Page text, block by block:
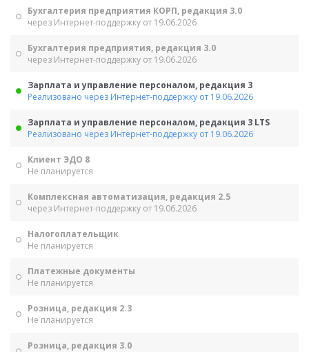
Бухгалтерия предприятия КОРП, редакция 3.0
через Интернет-поддержку от 19.06.2026
Бухгалтерия предприятия, редакция 3.0
через Интернет-поддержку от 19.06.2026
Зарплата и управление персоналом, редакция 3
Реализовано через Интернет-поддержку от 19.06.2026
Зарплата и управление персоналом, редакция 3 LTS
Реализовано через Интернет-поддержку от 19.06.2026
Клиент ЭДО 8
Не планируется
Комплексная автоматизация, редакция 2.5
через Интернет-поддержку от 19.06.2026
Налогоплательщик
Не планируется
Платежные документы
Не планируется
Розница, редакция 2.3
Не планируется
Розница, редакция 3.0